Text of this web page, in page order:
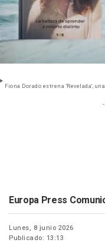
Fiona Dorado estrena 'Revelada',
Europa Press
Lunes, 8 junio 2026
Publicado: 13:13